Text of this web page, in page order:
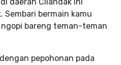
Sembari bermain kamu
bareng teman-teman
pepohonan pada